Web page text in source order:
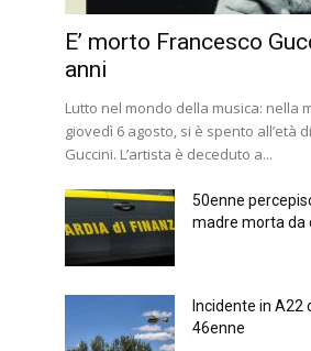
E’ morto Francesco
anni
Lutto nel mondo della musica: nella
giovedì 6 agosto, si è spento all’età
Guccini. L’artista è deceduto a...
50enne
madre morta da
Incidente in A22
46enne